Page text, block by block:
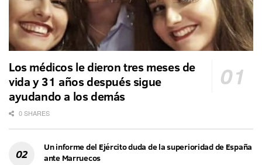
Los médicos le dieron tres meses de
vida y 31 años después sigue
ayudando a los demás
0 SHARES
Un informe del Ejército duda de la superioridad de España
ante Marruecos